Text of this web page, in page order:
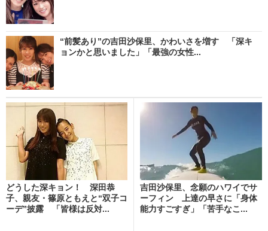
“前髪あり”の吉田沙保里、かわいさを増す 「深キ
ョンかと思いました」「最強の女性...
どうした深キョン！ 深田恭
子、親友・篠原ともえと“双子コ
ーデ”披露 「皆様は反対...
吉田沙保里、念願のハワイでサ
ーフィン 上達の早さに「身体
能力すごすぎ」「苦手なこ...